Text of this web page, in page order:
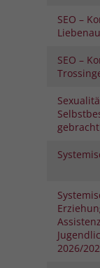
SEO –
SEO –
2026/